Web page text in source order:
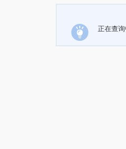
正在查